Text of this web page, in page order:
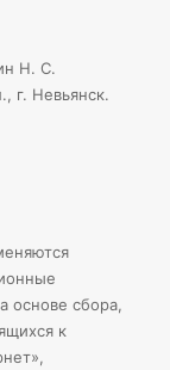
Н. С.
г. Невьянск.
основе сбора,
к